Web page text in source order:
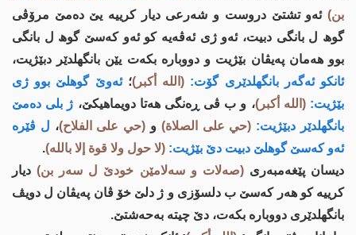
بن) ئه‌و تشتێ دروست و شه‌رعی دیار كرییه یێ‌ ده‌مێ مرۆڤی
گوھ ل بانگی دبیت، ئه‌و ژی ئه‌ڤه‌یه‌ كو ئه‌و كه‌سێ گوھ ل بانگی
بوو هه‌مان په‌یڤان بێژیت و دووباره‌ بكه‌ت یێن بانگهلدێر دبێژیت،
ئانكو ئه‌گه‌ر بانگهلدێری گۆت: (الله أكبر)؛ ئه‌وێ گوهلێ بوو ژی
بێژیت: (الله أكبر)، و ب ڤی ڕه‌نگی هه‌تا دویماهیكێ، ژ بلی ده‌مێ
بانگهلدێر دبێژیت: (حي على الصلاة) و (حي على الفلاح)، ل ڤێره‌
ئه‌و كه‌سێ گوهلێ دبیت دێ بێژیت: (لا حول ولا قوة إلا بالله).
دیسان پێغه‌مبه‌ری(صه‌لات و سه‌لامێن خودێ ل سه‌ر بن)دیار
كرییه‌ كو هه‌ر كه‌سێ ب دلسۆزی و ژ دلێ خۆ ڤان په‌یڤان ل دویڤ
بانگهلدێری دووباره‌ بكه‌ت، دێ چیته‌ به‌حه‌شتێ.